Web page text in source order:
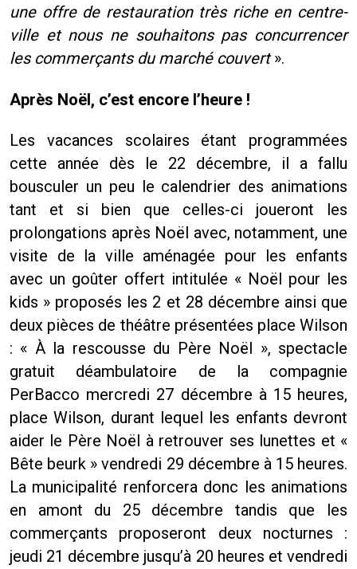
une offre de restauration très riche en centre-
ville et nous ne souhaitons pas concurrencer
les commerçants du marché couvert».
Après Noël, c’est encore l’heure !
Les vacances scolaires étant programmées
cette année dès le 22 décembre, il a fallu
bousculer un peu le calendrier des animations
tant et si bien que celles-ci joueront les
prolongations après Noël avec, notamment, une
visite de la ville aménagée pour les enfants
avec un goûter offert intitulée « Noël pour les
kids » proposés les 2 et 28 décembre ainsi que
deux pièces de théâtre présentées place Wilson
: « À la rescousse du Père Noël », spectacle
gratuit déambulatoire de la compagnie
PerBacco mercredi 27 décembre à 15 heures,
place Wilson, durant lequel les enfants devront
aider le Père Noël à retrouver ses lunettes et «
Bête beurk » vendredi 29 décembre à 15 heures.
La municipalité renforcera donc les animations
en amont du 25 décembre tandis que les
commerçants proposeront deux nocturnes :
jeudi 21 décembre jusqu’à 20 heures et vendredi